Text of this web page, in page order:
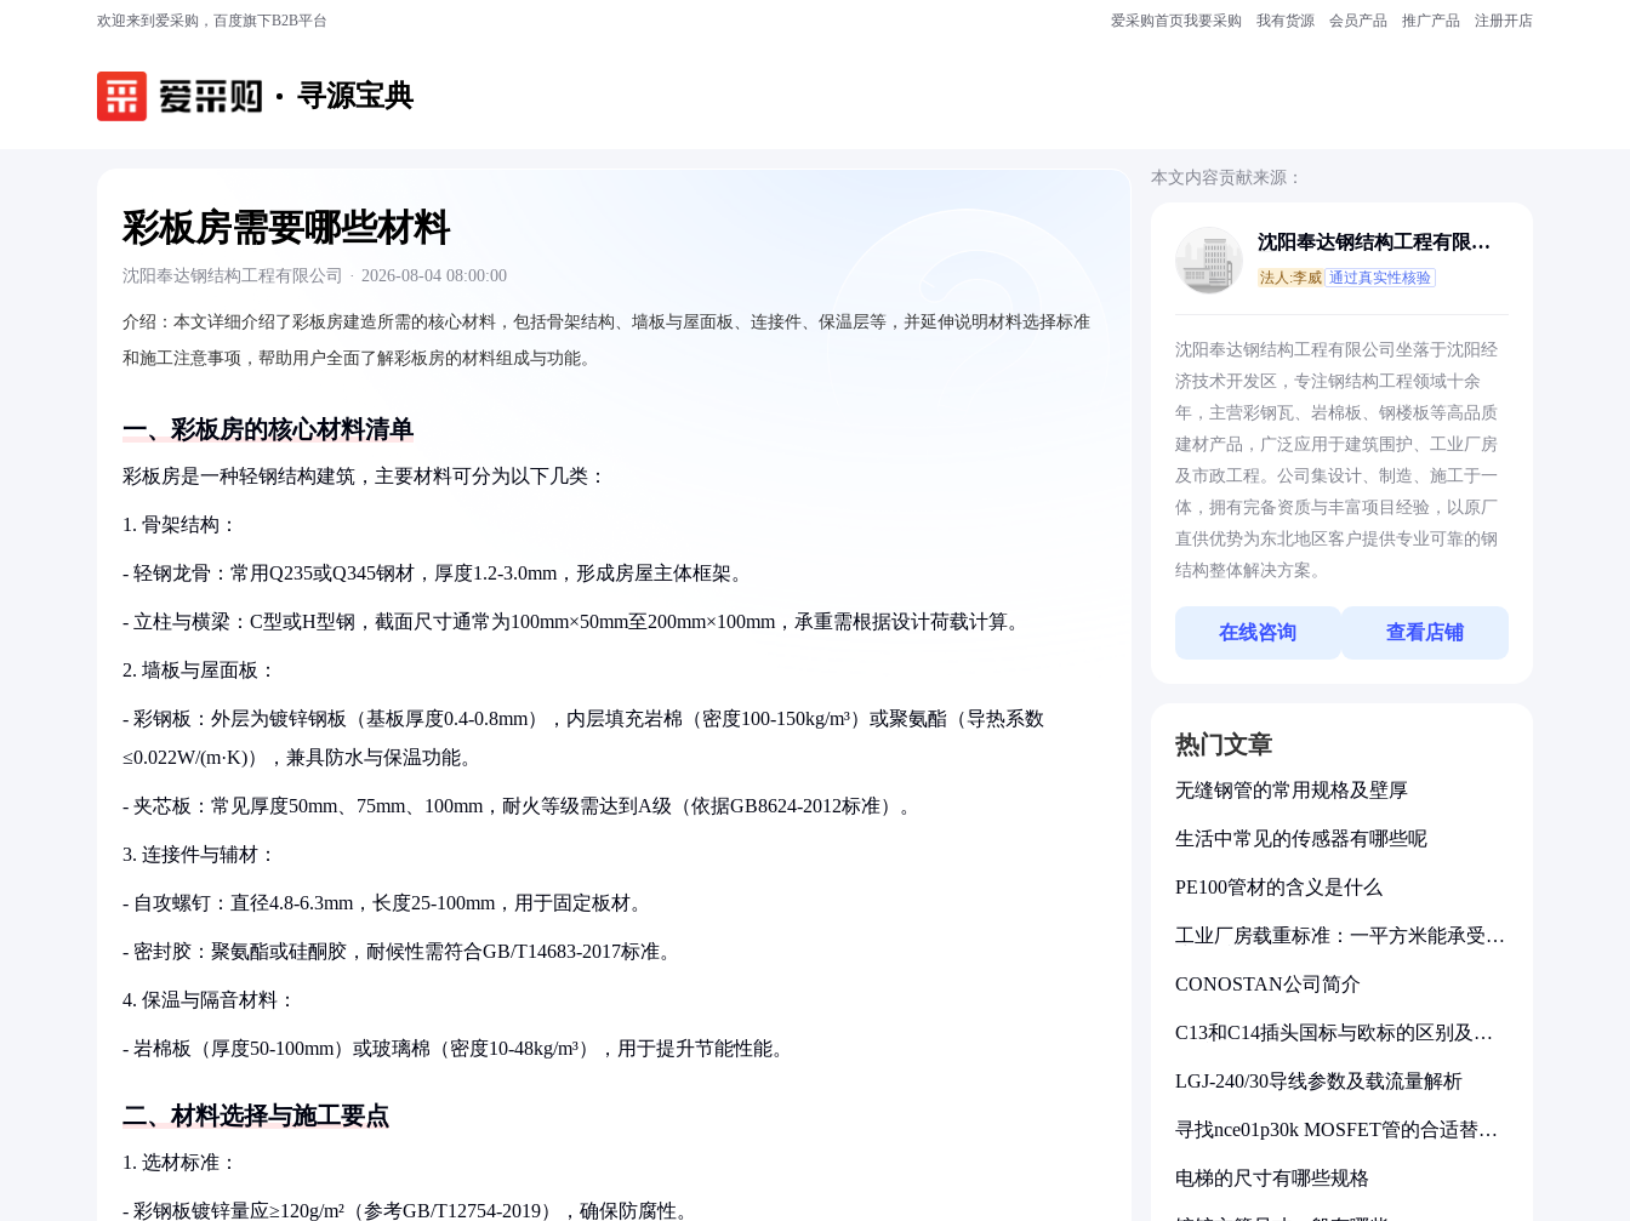
欢迎来到爱采购，百度旗下B2B平台 爱采购首页我要采购 我有货源 会员产品 推广产品 注册开店
寻源宝典
彩板房需要哪些材料
沈阳奉达钢结构工程有限公司 · 2026-08-04 08:00:00
介绍： 本文详细介绍了彩板房建造所需的核心材料，包括骨架结构、墙板与屋面板、连接件、保温层等，并延伸说明材料选择标准
和施工注意事项，帮助用户全面了解彩板房的材料组成与功能。
一、彩板房的核心材料清单
彩板房是一种轻钢结构建筑，主要材料可分为以下几类：
1. 骨架结构：
- 轻钢龙骨：常用Q235或Q345钢材，厚度1.2-3.0mm，形成房屋主体框架。
- 立柱与横梁：C型或H型钢，截面尺寸通常为100mm×50mm至200mm×100mm，承重需根据设计荷载计算。
2. 墙板与屋面板：
- 彩钢板：外层为镀锌钢板（基板厚度0.4-0.8mm），内层填充岩棉（密度100-150kg/m³）或聚氨酯（导热系数
≤0.022W/(m·K)），兼具防水与保温功能。
- 夹芯板：常见厚度50mm、75mm、100mm，耐火等级需达到A级（依据GB8624-2012标准）。
3. 连接件与辅材：
- 自攻螺钉：直径4.8-6.3mm，长度25-100mm，用于固定板材。
- 密封胶：聚氨酯或硅酮胶，耐候性需符合GB/T14683-2017标准。
4. 保温与隔音材料：
- 岩棉板（厚度50-100mm）或玻璃棉（密度10-48kg/m³），用于提升节能性能。
二、材料选择与施工要点
1. 选材标准：
- 彩钢板镀锌量应≥120g/m²（参考GB/T12754-2019），确保防腐性。
本文内容贡献来源：
沈阳奉达钢结构工程有限公
法人:李威 通过真实性核验
沈阳奉达钢结构工程有限公司坐落于沈阳经
济技术开发区，专注钢结构工程领域十余
年，主营彩钢瓦、岩棉板、钢楼板等高品质
建材产品，广泛应用于建筑围护、工业厂房
及市政工程。公司集设计、制造、施工于一
体，拥有完备资质与丰富项目经验，以原厂
直供优势为东北地区客户提供专业可靠的钢
结构整体解决方案。
在线咨询 查看店铺
热门文章
无缝钢管的常用规格及壁厚
生活中常见的传感器有哪些呢
PE100管材的含义是什么
工业厂房载重标准：一平方米能承受多
CONOSTAN公司简介
C13和C14插头国标与欧标的区别及其
LGJ-240/30导线参数及载流量解析
寻找nce01p30k MOSFET管的合适替代
电梯的尺寸有哪些规格